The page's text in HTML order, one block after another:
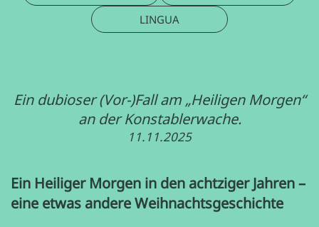
LINGUA
Ein dubioser (Vor-)Fall am „Heiligen Morgen“
an der Konstablerwache.
11.11.2025
Ein Heiliger Morgen in den achtziger Jahren –
eine etwas andere Weihnachtsgeschichte